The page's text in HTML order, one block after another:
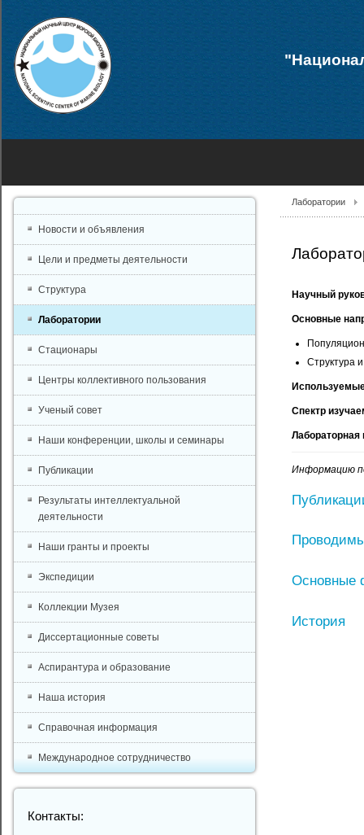
Лаборатории
Научный
Основные
Структура
Спектр
Лабораторная
Информацию
Основные
История
Новости и объявления
Цели и предметы деятельности
Структура
Лаборатории
Стационары
Центры коллективного пользования
Ученый совет
Наши конференции, школы и семинары
Публикации
Результаты интеллектуальной
деятельности
Наши гранты и проекты
Экспедиции
Коллекции Музея
Диссертационные советы
Аспирантура и образование
Наша история
Справочная информация
Международное сотрудничество
Контакты: